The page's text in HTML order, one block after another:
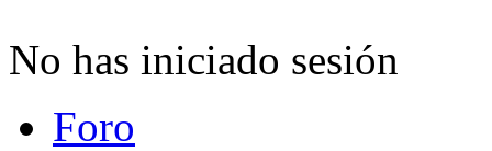
No has iniciado sesión
Foro